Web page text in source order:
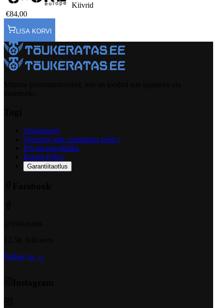
Kiivrid
€84,00
LISA KORVI
Tingimused
Warranty and complaints policy
Privaatsuspoliitika
Return Policy
Garantiitaotlus
Follow us →